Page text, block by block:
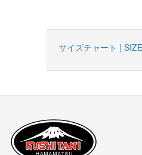
サイズチャート |